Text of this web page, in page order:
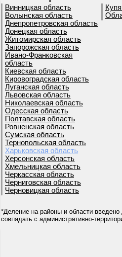
Винницкая область
Волынская область
Днепропетровская область
Донецкая область
Житомирская область
Запорожская область
Ивано-Франковская
область
Киевская область
Кировоградская область
Луганская область
Львовская область
Николаевская область
Одесская область
Полтавская область
Ровненская область
Сумская область
Тернопольская область
Харьковская область
Херсонская область
Хмельницкая область
Черкасская область
Черниговская область
Черновицкая область
*Деление на районы и области введено
совпадать с административно-